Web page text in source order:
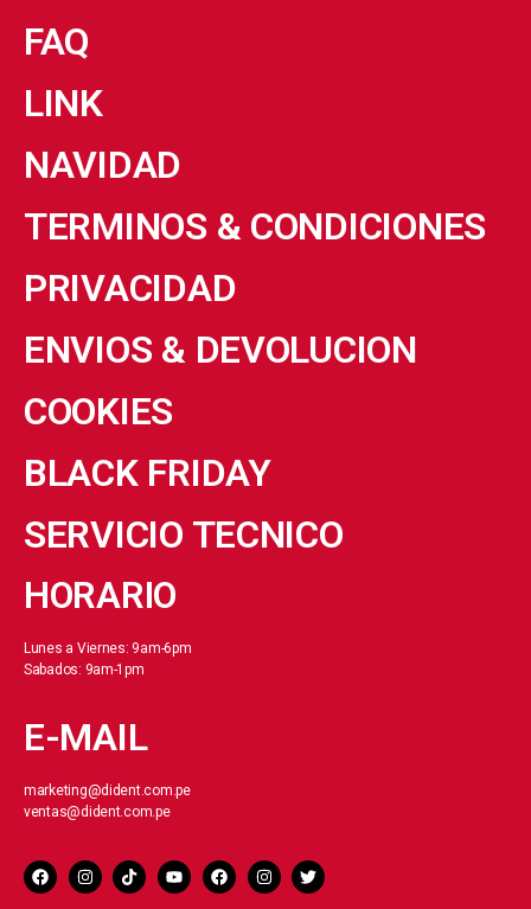
FAQ
LINK
NAVIDAD
TERMINOS & CONDICIONES
PRIVACIDAD
ENVIOS & DEVOLUCION
COOKIES
BLACK FRIDAY
SERVICIO TECNICO
HORARIO
Lunes a Viernes: 9am-6pm
Sabados: 9am-1pm
E-MAIL
marketing@dident.com.pe
ventas@dident.com.pe